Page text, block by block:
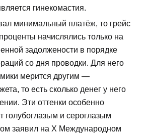
гинекомастия.
минимальный платёж, то грейс
начислялись только на
задолжености в порядке
со дня проводки. Для него
мерится другим —
то есть сколько денег у него
Эти оттенки особенно
голубоглазым и сероглазым
заявил на Х Международном